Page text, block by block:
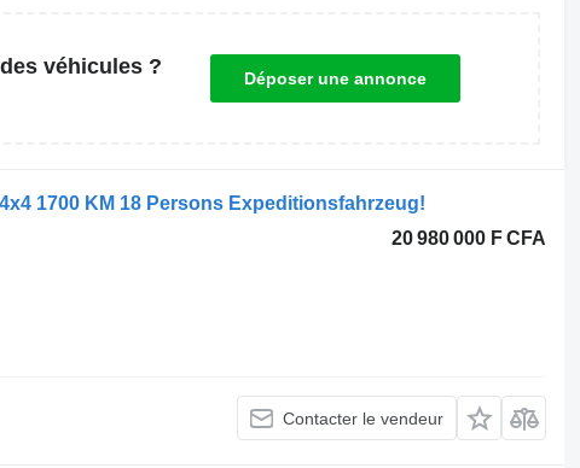
véhicules ?
Déposer une annonce
1700 KM 18 Persons Expeditionsfahrzeug!
20 980 000 F CFA
Contacter le vendeur